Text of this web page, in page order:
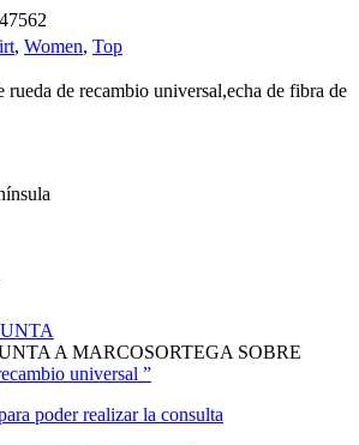
, Women, Top
rueda de recambio universal,echa de fibra de
A MARCOSORTEGA SOBRE
universal ”
poder realizar la consulta